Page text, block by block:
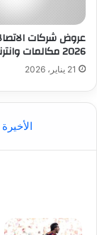
عروض شركات
2026 مكالمات وانترنت
21 يناير، 2026
الأخيرة